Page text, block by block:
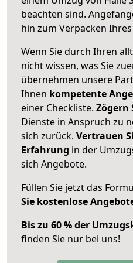
beachten sind.
hin zum Verpacken
Wenn Sie durch Ihren
nicht wissen, was Sie
übernehmen unsere
Ihnen kompetente
einer Checkliste. Zögern
Dienste in Anspruch zu
sich zurück. Vertrauen
Erfahrung in der
sich Angebote.
Füllen Sie jetzt das
Sie kostenlose
Bis zu 60 % der
finden Sie nur bei uns!